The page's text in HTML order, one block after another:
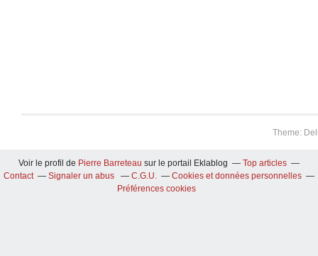
Theme:
Voir le profil de Pierre Barreteau sur le portail Eklablog
Top articles
Contact
Signaler un abus C.G.U.
Cookies et données personnelles
Préférences cookies